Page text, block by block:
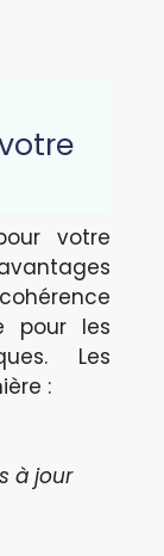
votre
pour les
Les
:
à jour